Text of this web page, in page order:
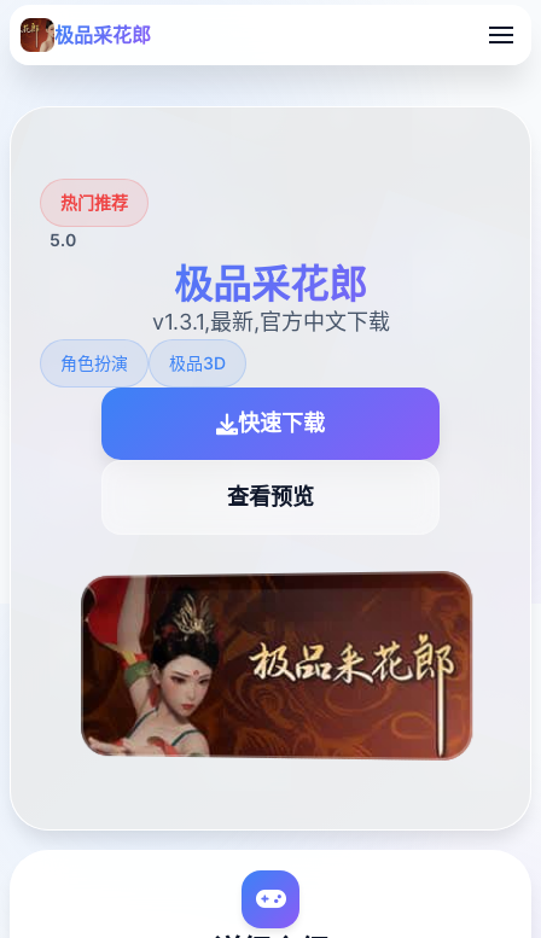
极品采花郎
热门推荐
5.0
极品采花郎
v1.3.1,最新,官方中文下载
角色扮演 极品3D
快速下载
查看预览